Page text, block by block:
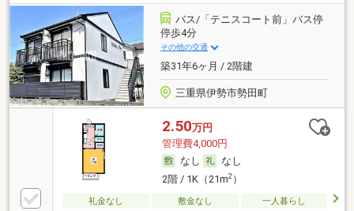
バス/「テニスコート前」バス停
停歩4分
その他の交通
築31年6ヶ月 / 2階建
三重県伊勢市勢田町
2.50万円
管理費4,000円
なし
なし
2階 / 1K（21m2）
礼金なし 敷金なし
一人暮らし